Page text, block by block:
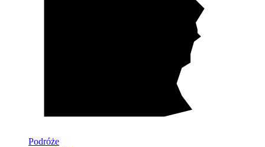
Podróże